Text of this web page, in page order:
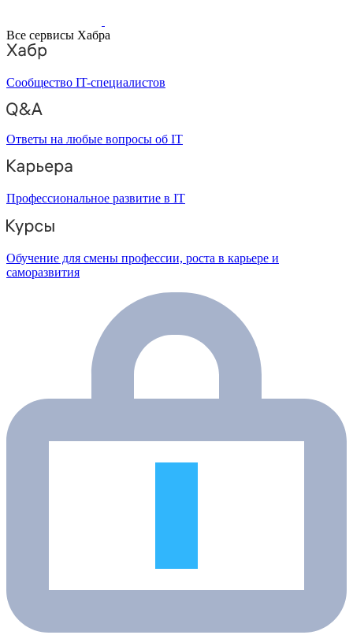
Все сервисы Хабра
Сообщество IT-специалистов
Ответы на любые вопросы об IT
Профессиональное развитие в IT
Обучение для смены профессии, роста в карьере и
саморазвития